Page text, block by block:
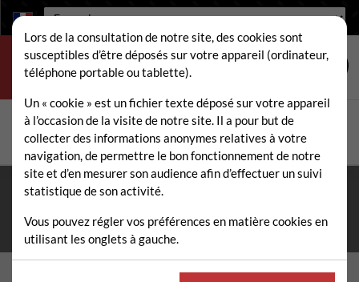
Langue :
Rechercher
Fermeture estivale du 10 au 21 août 2026
téléphonique et administrative assurée durant tout l'été. ☀️
Lors de la consultation de notre site, des cookies sont
susceptibles d’être déposés sur votre appareil (ordinateur,
téléphone portable ou tablette).
Un « cookie » est un fichier texte déposé sur votre appareil
à l’occasion de la visite de notre site. Il a pour but de
collecter des informations anonymes relatives à votre
navigation, de permettre le bon fonctionnement de notre
site et d’en mesurer son audience afin d’effectuer un suivi
statistique de son activité.
Vous pouvez régler vos préférences en matière cookies en
utilisant les onglets à gauche.